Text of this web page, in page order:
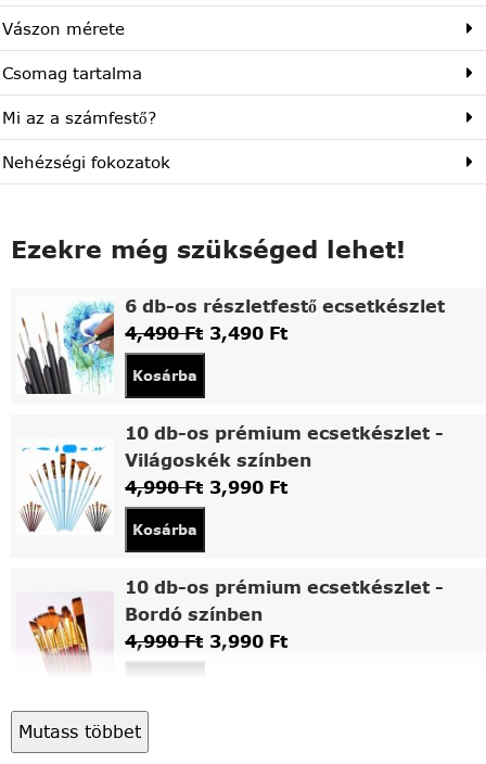
Vászon mérete
Csomag tartalma
Mi az a számfestő?
Nehézségi fokozatok
Ezekre még szükséged lehet!
6 db-os részletfestő ecsetkészlet
4,490Ft 3,490 Ft
Kosárba
10 db-os prémium ecsetkészlet -
Világoskék színben
4,990Ft 3,990 Ft
Kosárba
10 db-os prémium ecsetkészlet -
Bordó színben
4,990Ft 3,990 Ft
Asztali fa festőállvány
Mutass többet